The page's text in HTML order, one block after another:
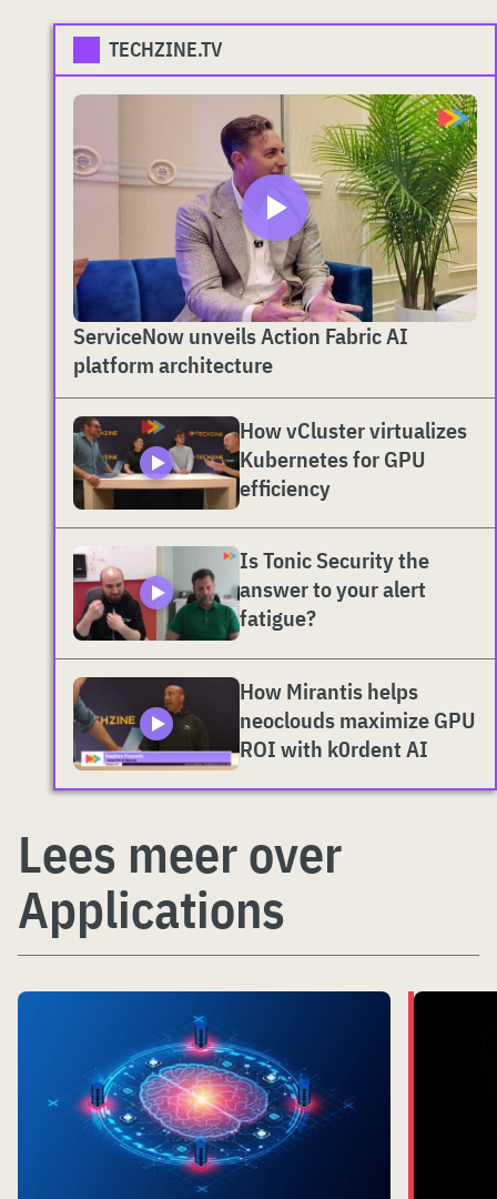
TECHZINE.TV
ServiceNow unveils Action Fabric AI
platform architecture
How vCluster virtualizes
Kubernetes for GPU
efficiency
Is Tonic Security the
answer to your alert
fatigue?
How Mirantis helps
neoclouds maximize GPU
ROI with k0rdent AI
Lees meer over
Applications